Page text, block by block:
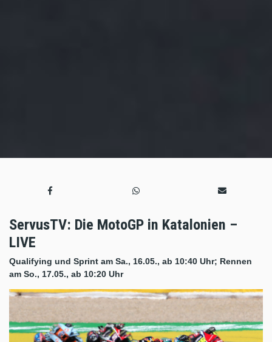
ServusTV: Die MotoGP in Katalonien –
LIVE
Qualifying und Sprint am Sa., 16.05., ab 10:40 Uhr; Rennen
am So., 17.05., ab 10:20 Uhr